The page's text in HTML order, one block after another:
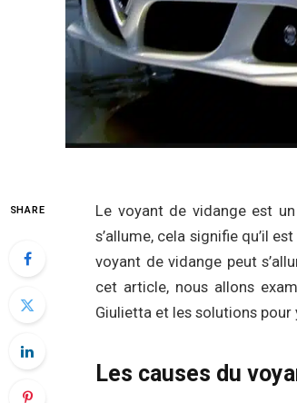
SHARE
Le voyant de vidange est
s’allume, cela signifie qu’il
voyant de vidange peut
cet article, nous allons
Giulietta et les solutions pour
Les causes du